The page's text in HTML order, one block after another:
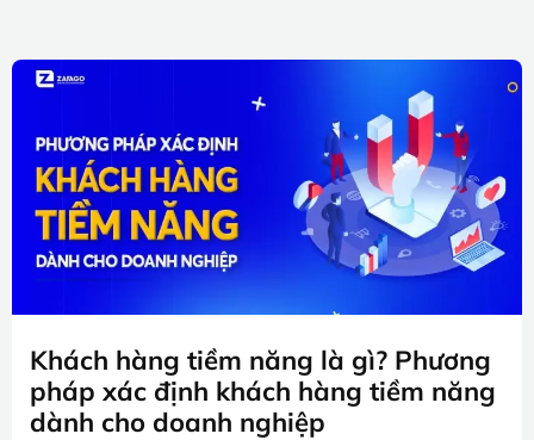
Khách hàng tiềm năng là gì? Phương
pháp xác định khách hàng tiềm năng
dành cho doanh nghiệp